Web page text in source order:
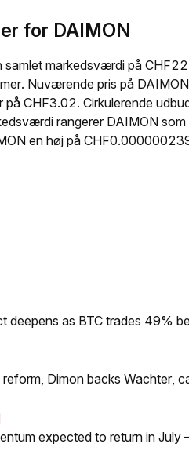
for DAIMON
markedsværdi på
Nuværende pris på
CHF3.02. Cirkulerende
rangerer DAIMON
en høj på
deepens as BTC trades 49%
Dimon backs Wachter,
expected to return in July